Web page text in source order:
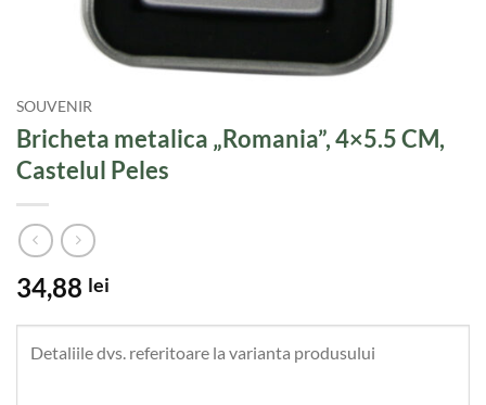
SOUVENIR
Bricheta metalica „Romania”, 4×5.5 CM,
Castelul Peles
34,88 lei